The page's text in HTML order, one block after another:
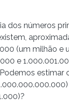
dos números
(um milhão e
e
estimar